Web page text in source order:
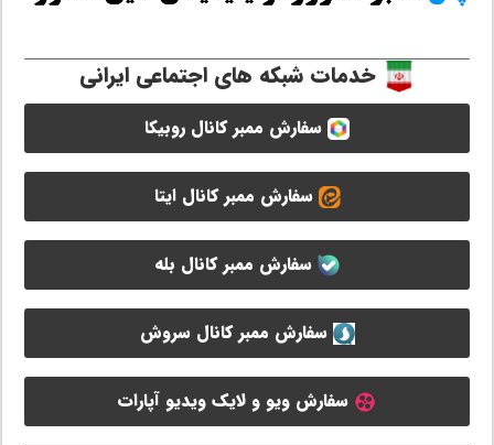
خدمات شبکه های اجتماعی ایرانی
سفارش ممبر کانال روبیکا
سفارش ممبر کانال ایتا
سفارش ممبر کانال بله
سفارش ممبر کانال سروش
سفارش ویو و لایک ویدیو آپارات